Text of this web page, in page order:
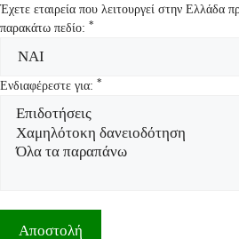
Έχετε εταιρεία που λειτουργεί στην Ελλάδα
παρακάτω πεδίο: *
Ενδιαφέρεστε για: *